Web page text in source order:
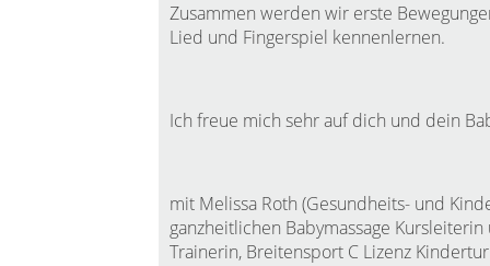
Zusammen werden wir erste
Lied und Fingerspiel kennenlernen.
Ich freue mich sehr auf dich und dein
mit Melissa Roth (Gesundheits- und
ganzheitlichen Babymassage
Trainerin, Breitensport C Lizenz